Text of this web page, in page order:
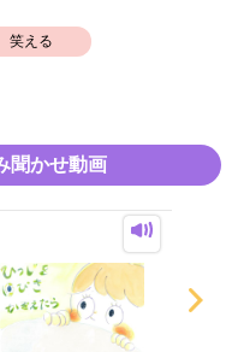
笑える
聞かせ動画